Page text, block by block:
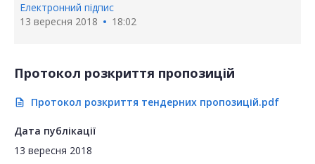
Електронний підпис
13 вересня 2018
18:02
Протокол розкриття пропозицій
description Протокол розкриття тендерних пропозицій.pdf
Дата публікації
13 вересня 2018